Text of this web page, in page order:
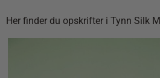
Her finder du opskrifter i Tynn Silk